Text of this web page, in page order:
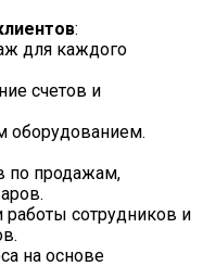
:
для каждого
счетов и
оборудованием.
по продажам,
сотрудников и
на основе